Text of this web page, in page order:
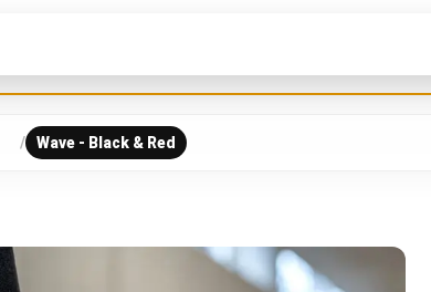
Wave - Black & Red